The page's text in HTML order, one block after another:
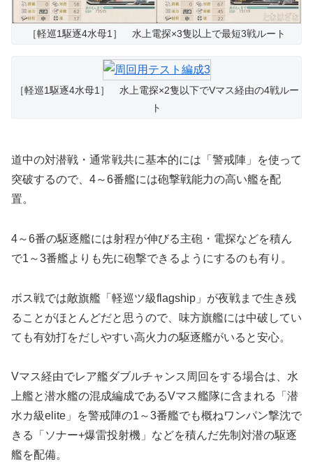
［軽巡1駆逐4水母1］ 水上電探×3隻以上で最短3戦ルート
［軽巡1駆逐4水母1］ 水上電探×2隻以下でVマス経由の4戦ルー
ト
道中の対潜戦・通常戦共に基本的には「警戒陣」を使って
突破するので、4～6番艦には砲撃戦能力の高い艦を配
置。
4～6番の駆逐艦には射程が伸びる主砲・電探などを積ん
で1～3番艦よりも先に砲撃できるようにするのも有り。
ボス戦では敵旗艦「軽巡ツ級flagship」が夜戦まで生き残
ることがほとんどだと思うので、味方旗艦には中破してい
ても有効打をだしやすい高火力の駆逐艦がいると安心。
Vマス経由でレア艦ダブルチャンス周回をする場合は、水
上艦と潜水艦の混成編成であるVマス艦隊に含まれる「潜
水カ級elite」を警戒陣の1～3番艦でも概ねワンパン撃沈で
きる「ソナー+爆雷投射機」などを積んだ先制対潜の駆逐
艦を配備。